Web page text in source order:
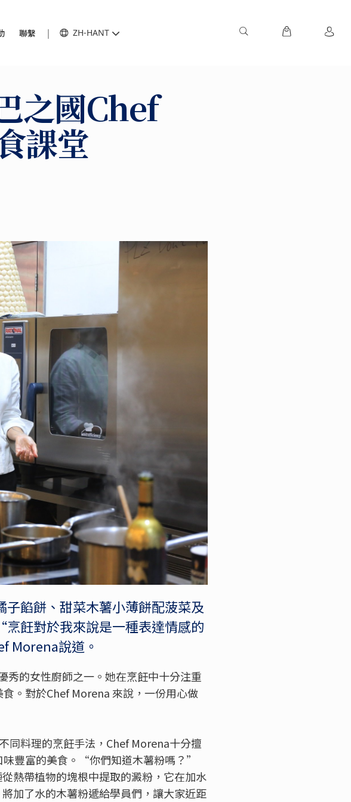
聯繫 ZH-HANT
之國Chef
課堂
餡餅、甜菜木薯小薄餅配菠菜及
飪對於我來說是一種表達情感的
Morena說道。
的女性廚師之一。她在烹飪中十分注重
。對於Chef Morena 來說，一份用心做
同料理的烹飪手法，Chef Morena十分擅
豐富的美食。“你們知道木薯粉嗎？”
熱帶植物的塊根中提取的澱粉，它在加水
加了水的木薯粉遞給學員們，讓大家近距